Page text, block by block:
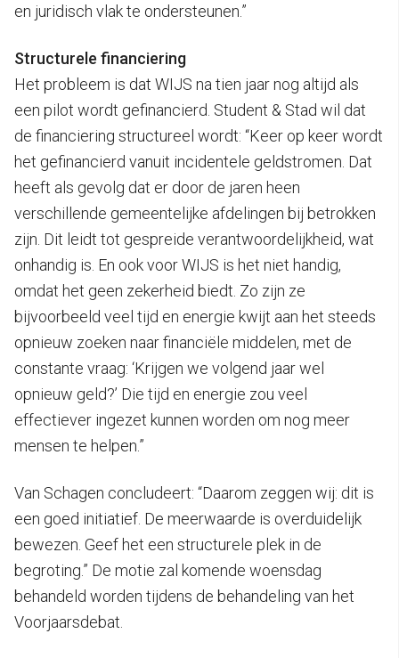
en juridisch vlak te ondersteunen.”
Structurele financiering
Het probleem is dat WIJS na tien jaar nog altijd als
een pilot wordt gefinancierd. Student & Stad wil dat
de financiering structureel wordt: “Keer op keer wordt
het gefinancierd vanuit incidentele geldstromen. Dat
heeft als gevolg dat er door de jaren heen
verschillende gemeentelijke afdelingen bij betrokken
zijn. Dit leidt tot gespreide verantwoordelijkheid, wat
onhandig is. En ook voor WIJS is het niet handig,
omdat het geen zekerheid biedt. Zo zijn ze
bijvoorbeeld veel tijd en energie kwijt aan het steeds
opnieuw zoeken naar financiële middelen, met de
constante vraag: ‘Krijgen we volgend jaar wel
opnieuw geld?’ Die tijd en energie zou veel
effectiever ingezet kunnen worden om nog meer
mensen te helpen.”
Van Schagen concludeert: “Daarom zeggen wij: dit is
een goed initiatief. De meerwaarde is overduidelijk
bewezen. Geef het een structurele plek in de
begroting.” De motie zal komende woensdag
behandeld worden tijdens de behandeling van het
Voorjaarsdebat.